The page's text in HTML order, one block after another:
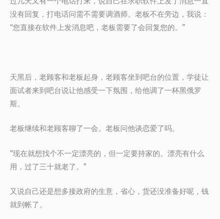
没有回复，打电话问需不需要调酒师。老板不在旁边，我说：
“您直接在软件上发消息吧，老板需要了会回复您的。”
天黑后，老顾客和老板起身，老顾客坐到吧台的位置，学徒让
面试者来到吧台说让他感受一下氛围，给他调了一杯黑俄罗
斯。
老板继续和老顾客聊了一会。老板问他谈恋爱了吗。
“现在就想找个不一定漂亮的，但一定要持家的。漂亮有什么
用，过了三十就老了。”
又说自己还是想多接政府的生意，省心，货还没准备好呢，钱
就到帐了。